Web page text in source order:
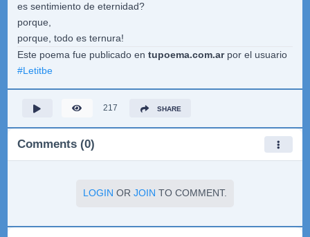
es sentimiento de eternidad?
porque,
porque, todo es ternura!
Este poema fue publicado en tupoema.com.arpor el usuario
#Letitbe
217 SHARE
Comments (0)
LOGIN OR JOIN TO COMMENT.